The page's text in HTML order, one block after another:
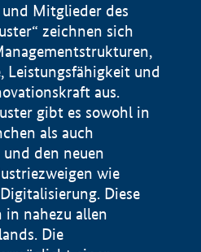
Mitglieder des
zeichnen sich
Leistungsfähigkeit und
aus.
gibt es sowohl in
als auch
den neuen
wie
Diese
nahezu allen
Die